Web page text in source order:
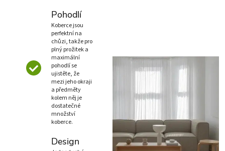
Pohodlí
Koberce jsou
perfektní na
chůzi, takže pro
plný prožitek a
maximální
pohodlí se
ujistěte, že
mezi jeho okraji
a předměty
kolem něj je
dostatečné
množství
koberce.
Design